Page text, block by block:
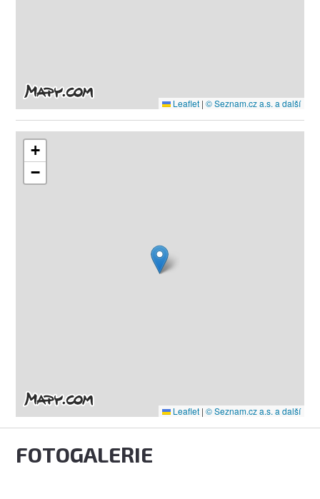
Leaflet | © Seznam.cz a.s. a další
+
−
Leaflet | © Seznam.cz a.s. a další
FOTOGALERIE